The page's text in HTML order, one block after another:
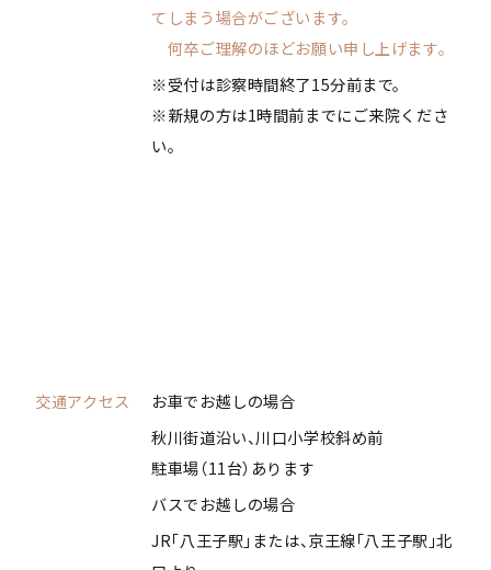
てしまう場合がございます。
何卒ご理解のほどお願い申し上げます。
※受付は診察時間終了15分前まで。
※新規の方は1時間前までにご来院くださ
い。
交通アクセス
お車でお越しの場合
秋川街道沿い、川口小学校斜め前
駐車場（11台）あります
バスでお越しの場合
JR「八王子駅」または、京王線「八王子駅」北